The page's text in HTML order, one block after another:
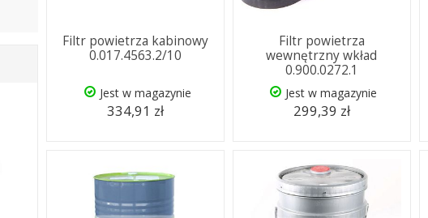
Filtr powietrza kabinowy
0.017.4563.2/10
Jest w magazynie
334,91 zł
Filtr powietrza
wewnętrzny wkład
0.900.0272.1
Jest w magazynie
299,39 zł